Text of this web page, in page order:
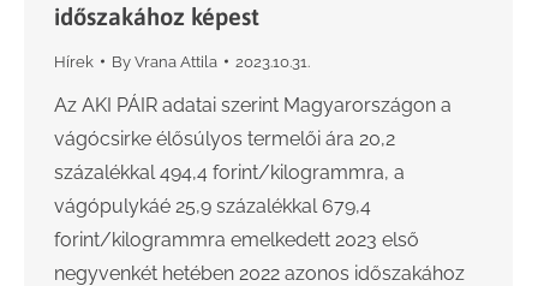
időszakához képest
Hírek By Vrana Attila 2023.10.31.
Az AKI PÁIR adatai szerint Magyarországon a
vágócsirke élősúlyos termelői ára 20,2
százalékkal 494,4 forint/kilogrammra, a
vágópulykáé 25,9 százalékkal 679,4
forint/kilogrammra emelkedett 2023 első
negyvenkét hetében 2022 azonos időszakához